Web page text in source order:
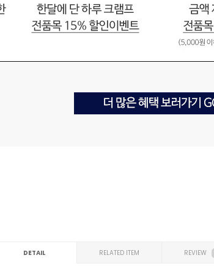
DETAIL RELATED ITEM REVIEW